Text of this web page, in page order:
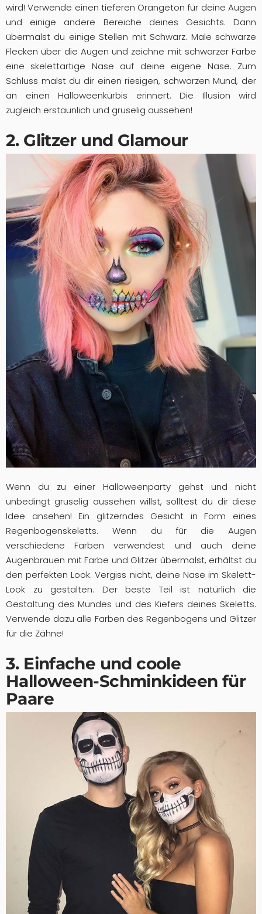
wird! Verwende einen tieferen Orangeton für deine Augen
und einige andere Bereiche deines Gesichts. Dann
übermalst du einige Stellen mit Schwarz. Male schwarze
Flecken über die Augen und zeichne mit schwarzer Farbe
eine skelettartige Nase auf deine eigene Nase. Zum
Schluss malst du dir einen riesigen, schwarzen Mund, der
an einen Halloweenkürbis erinnert. Die Illusion wird
zugleich erstaunlich und gruselig aussehen!
2. Glitzer und Glamour
Wenn du zu einer Halloweenparty gehst und nicht
unbedingt gruselig aussehen willst, solltest du dir diese
Idee ansehen! Ein glitzerndes Gesicht in Form eines
Regenbogenskeletts. Wenn du für die Augen
verschiedene Farben verwendest und auch deine
Augenbrauen mit Farbe und Glitzer übermalst, erhältst du
den perfekten Look. Vergiss nicht, deine Nase im Skelett-
Look zu gestalten. Der beste Teil ist natürlich die
Gestaltung des Mundes und des Kiefers deines Skeletts.
Verwende dazu alle Farben des Regenbogens und Glitzer
für die Zähne!
3. Einfache und coole
Halloween-Schminkideen für
Paare